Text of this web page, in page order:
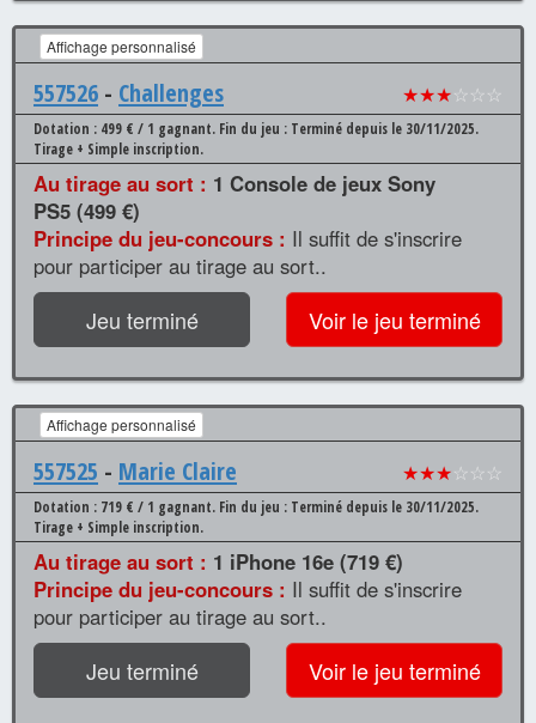
Affichage personnalisé
557526 - Challenges ★★★☆☆☆
Dotation : 499 € / 1 gagnant. Fin du jeu : Terminé depuis le 30/11/2025.
Tirage + Simple inscription.
Au tirage au sort : 1 Console de jeux Sony
PS5 (499 €)
Principe du jeu-concours : Il suffit de s'inscrire
pour participer au tirage au sort..
Jeu terminé Voir le jeu terminé
Affichage personnalisé
557525 - Marie Claire ★★★☆☆☆
Dotation : 719 € / 1 gagnant. Fin du jeu : Terminé depuis le 30/11/2025.
Tirage + Simple inscription.
Au tirage au sort : 1 iPhone 16e (719 €)
Principe du jeu-concours : Il suffit de s'inscrire
pour participer au tirage au sort..
Jeu terminé Voir le jeu terminé